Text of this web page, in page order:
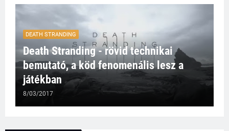
DEATH STRANDING
Death Stranding - rövid technikai
bemutató, a köd fenomenális lesz a
játékban
8/03/2017